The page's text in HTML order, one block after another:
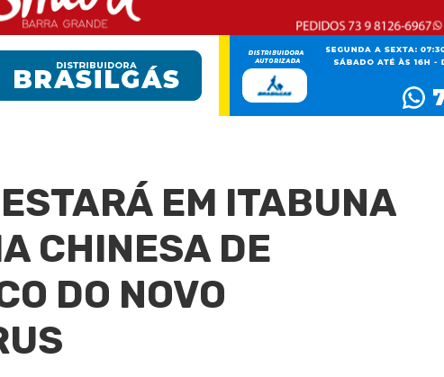
EM ITABUNA
CHINESA DE
DO NOVO